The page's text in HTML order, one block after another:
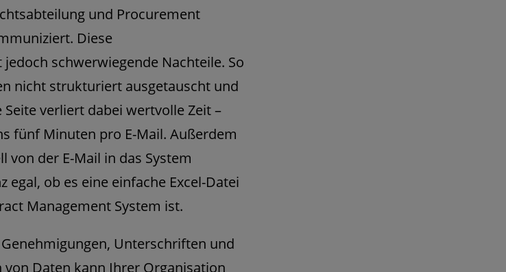
und Procurement
Diese
schwerwiegende Nachteile. So
nicht strukturiert ausgetauscht und
verliert dabei wertvolle Zeit –
fünf Minuten pro E-Mail. Außerdem
von der E-Mail in das System
egal, ob es eine einfache Excel-Datei
Management System ist.
Unterschriften und
Daten kann Ihrer Organisation